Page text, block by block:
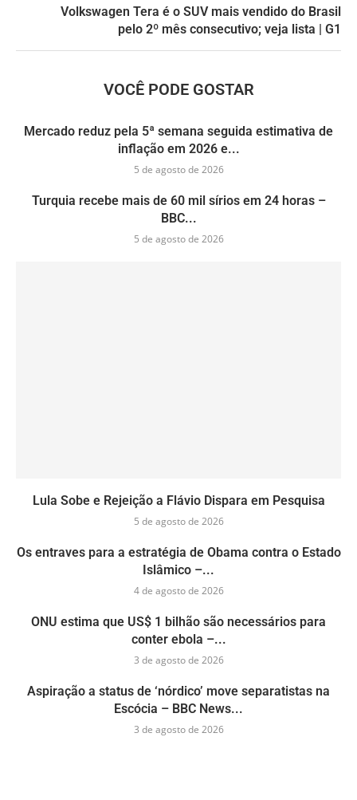
Volkswagen Tera é o SUV mais vendido do Brasil
pelo 2º mês consecutivo; veja lista | G1
VOCÊ PODE GOSTAR
Mercado reduz pela 5ª semana seguida estimativa de
inflação em 2026 e...
5 de agosto de 2026
Turquia recebe mais de 60 mil sírios em 24 horas –
BBC...
5 de agosto de 2026
Lula Sobe e Rejeição a Flávio Dispara em Pesquisa
5 de agosto de 2026
Os entraves para a estratégia de Obama contra o Estado
Islâmico –...
4 de agosto de 2026
ONU estima que US$ 1 bilhão são necessários para
conter ebola –...
3 de agosto de 2026
Aspiração a status de ‘nórdico’ move separatistas na
Escócia – BBC News...
3 de agosto de 2026